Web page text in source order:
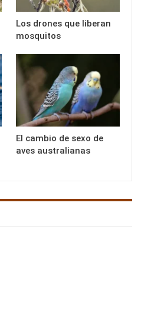
Los drones que liberan
mosquitos
El cambio de sexo de
aves australianas